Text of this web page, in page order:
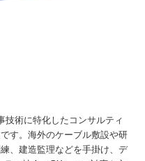
技術に特化したコンサルティ
す。海外のケーブル敷設や研
、建造監理などを手掛け、デ